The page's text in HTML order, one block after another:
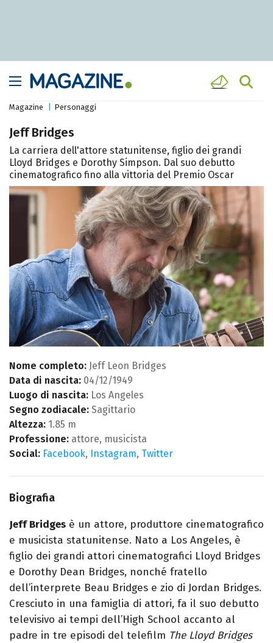
Magazine Personaggi
Jeff Bridges
La carriera dell'attore statunitense, figlio dei grandi
Lloyd Bridges e Dorothy Simpson. Dal suo debutto
cinematografico fino alla vittoria del Premio Oscar
Nome completo: Jeff Leon Bridges
Data di nascita: 04/12/1949
Luogo di nascita: Los Angeles
Segno zodiacale: Sagittario
Altezza: 1.85 m
Professione: attore, musicista
Social: Facebook, Instagram, Twitter
Biografia
Jeff Bridges è un attore, produttore cinematografico
e musicista statunitense. Nato a Los Angeles, è
figlio dei grandi attori cinematografici Lloyd Bridges
e Dorothy Dean Bridges, nonché fratello
dell’interprete Beau Bridges e zio di Jordan Bridges.
Cresciuto in una famiglia di attori, fa il suo debutto
televisivo ai tempi dell’High School accanto al
padre in tre episodi del telefilm The Lloyd Bridges